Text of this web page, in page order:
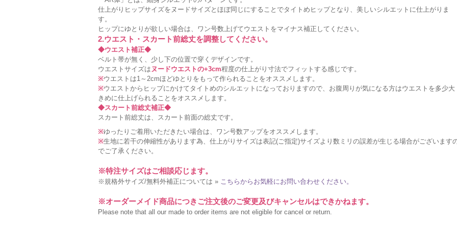
仕上がりヒップサイズをヌードサイズとほぼ同じにすることでタイトめヒップとなり、美しいシルエットに仕上がりま
す。
ヒップにゆとりが欲しい場合は、ワン号数上げてウエストをマイナス補正してください。
2.ウエスト・スカート前総丈を調整してください。
◆ウエスト補正◆
ベルト帯が無く、少し下の位置で穿くデザインです。
ウエストサイズは ヌードウエストの+3cm程度の仕上がり寸法でフィットする感じです。
※ウエストは1～2cmほどゆとりをもって作られることをオススメします。
※ウエストからヒップにかけてタイトめのシルエットになっておりますので、お腹周りが気になる方はウエストを多少大
きめに仕上げられることをオススメします。
◆スカート前総丈補正◆
スカート前総丈は、スカート前面の総丈です。
※ゆったりご着用いただきたい場合は、ワン号数アップをオススメします。
※生地に若干の伸縮性があります為、仕上がりサイズは表記(ご指定)サイズより数ミリの誤差が生じる場合がございます
でご了承ください。
※特注サイズはご相談応じます。
※規格外サイズ/無料外補正については » こちらからお気軽にお問い合わせください。
※オーダーメイド商品につきご注文後のご変更及びキャンセルはできかねます。
Please note that all our made to order items are not eligible for cancel or return.